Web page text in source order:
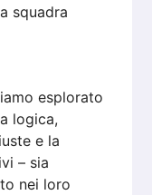
squadra
esplorato
logica,
e la
– sia
nei loro